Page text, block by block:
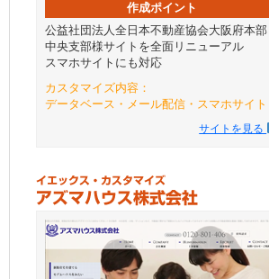
作成ポイント
公益社団法人全日本不動産協会大阪府本部
中央支部様サイトを全面リニューアル
スマホサイトにも対応
カスタマイズ内容：
データベース・メール配信・スマホサイト
サイトを見る